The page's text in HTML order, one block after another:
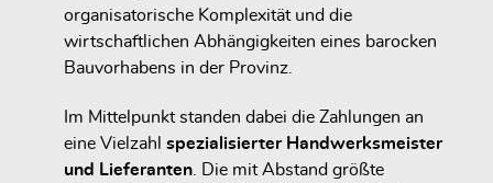
organisatorische Komplexität und die
wirtschaftlichen Abhängigkeiten eines barocken
Bauvorhabens in der Provinz.
Im Mittelpunkt standen dabei die Zahlungen an
eine Vielzahl spezialisierter Handwerksmeister
und Lieferanten . Die mit Abstand größte